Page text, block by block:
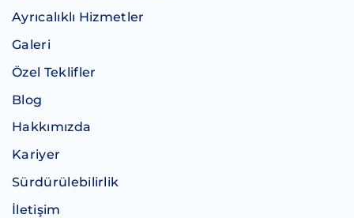
Ayrıcalıklı Hizmetler
Galeri
Özel Teklifler
Blog
Hakkımızda
Kariyer
Sürdürülebilirlik
İletişim